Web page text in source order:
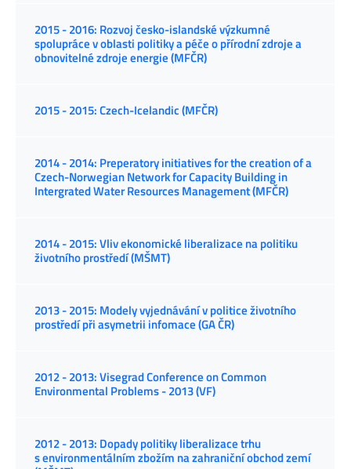
2015 - 2016: Rozvoj česko-islandské výzkumné
spolupráce v oblasti politiky a péče o přírodní zdroje a
obnovitelné zdroje energie (MFČR)
2015 - 2015: Czech-Icelandic (MFČR)
2014 - 2014: Preperatory initiatives for the creation of a
Czech-Norwegian Network for Capacity Building in
Intergrated Water Resources Management (MFČR)
2014 - 2015: Vliv ekonomické liberalizace na politiku
životního prostředí (MŠMT)
2013 - 2015: Modely vyjednávání v politice životního
prostředí při asymetrii infomace (GA ČR)
2012 - 2013: Visegrad Conference on Common
Environmental Problems - 2013 (VF)
2012 - 2013: Dopady politiky liberalizace trhu
s environmentálním zbožím na zahraniční obchod zemí